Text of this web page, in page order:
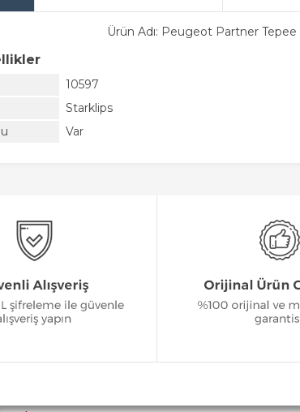
Ürün Adı: Peugeot Partner
10597
Starklips
Var